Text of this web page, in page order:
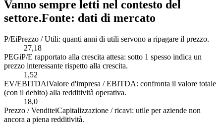
Vanno sempre letti nel contesto del
settore.Fonte: dati di mercato
P/EiPrezzo / Utili: quanti anni di utili servono a ripagare il prezzo.
27,18
PEGiP/E rapportato alla crescita attesa: sotto 1 spesso indica un
prezzo interessante rispetto alla crescita.
1,52
EV/EBITDAiValore d'impresa / EBITDA: confronta il valore totale
(con il debito) alla redditività operativa.
18,0
Prezzo / VenditeiCapitalizzazione / ricavi: utile per aziende non
ancora a piena redditività.